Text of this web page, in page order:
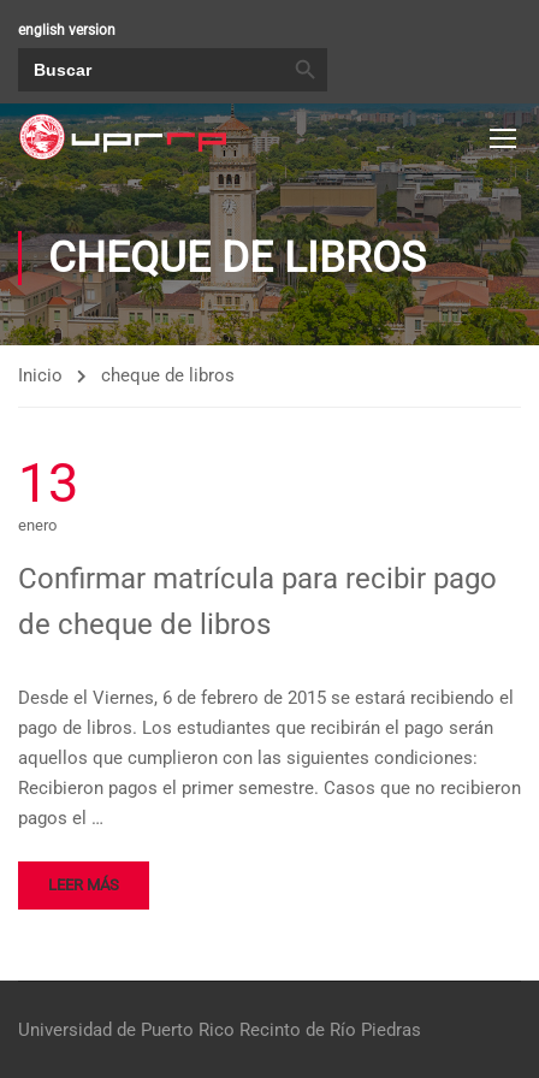
english version
CHEQUE DE LIBROS
Inicio cheque de libros
13
enero
Confirmar matrícula para recibir pago
de cheque de libros
Desde el Viernes, 6 de febrero de 2015 se estará recibiendo el
pago de libros. Los estudiantes que recibirán el pago serán
aquellos que cumplieron con las siguientes condiciones:
Recibieron pagos el primer semestre. Casos que no recibieron
pagos el …
LEER MÁS
Universidad de Puerto Rico Recinto de Río Piedras